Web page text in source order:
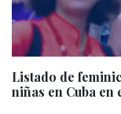
Listado de
niñas en Cuba en